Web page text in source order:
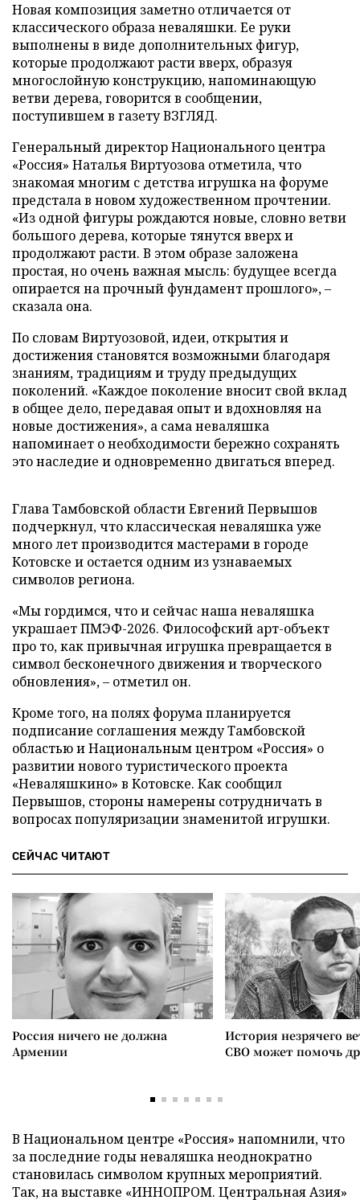
Новая композиция заметно отличается от
классического образа неваляшки. Ее руки
выполнены в виде дополнительных фигур,
которые продолжают расти вверх, образуя
многослойную конструкцию, напоминающую
ветви дерева, говорится в сообщении,
поступившем в газету ВЗГЛЯД.
Генеральный директор Национального центра
«Россия» Наталья Виртуозова отметила, что
знакомая многим с детства игрушка на форуме
предстала в новом художественном прочтении.
«Из одной фигуры рождаются новые, словно ветви
большого дерева, которые тянутся вверх и
продолжают расти. В этом образе заложена
простая, но очень важная мысль: будущее всегда
опирается на прочный фундамент прошлого», –
сказала она.
По словам Виртуозовой, идеи, открытия и
достижения становятся возможными благодаря
знаниям, традициям и труду предыдущих
поколений. «Каждое поколение вносит свой вклад
в общее дело, передавая опыт и вдохновляя на
новые достижения», а сама неваляшка
напоминает о необходимости бережно сохранять
это наследие и одновременно двигаться вперед.
Глава Тамбовской области Евгений Первышов
подчеркнул, что классическая неваляшка уже
много лет производится мастерами в городе
Котовске и остается одним из узнаваемых
символов региона.
«Мы гордимся, что и сейчас наша неваляшка
украшает ПМЭФ-2026. Философский арт-объект
про то, как привычная игрушка превращается в
символ бесконечного движения и творческого
обновления», – отметил он.
Кроме того, на полях форума планируется
подписание соглашения между Тамбовской
областью и Национальным центром «Россия» о
развитии нового туристического проекта
«Неваляшкино» в Котовске. Как сообщил
Первышов, стороны намерены сотрудничать в
вопросах популяризации знаменитой игрушки.
СЕЙЧАС ЧИТАЮТ
Россия ничего не должна
Армении
История незрячего
СВО может помочь
В Национальном центре «Россия» напомнили, что
за последние годы неваляшка неоднократно
становилась символом крупных мероприятий.
Так, на выставке «ИННОПРОМ. Центральная Азия»